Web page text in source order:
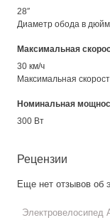
28″
Диаметр обода в
Максимальная
30 км/ч
Максимальная
Номинальная
300 Вт
Рецензии
Еще нет отзывов об